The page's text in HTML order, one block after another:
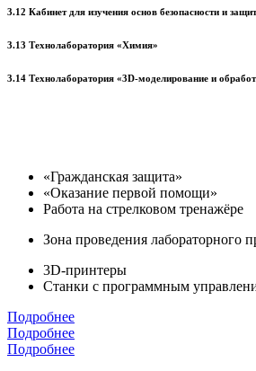
3.12 Кабинет для изучения основ безопасности и
3.13 Технолаборатория «Химия»
3.14 Технолаборатория «3D-моделирование и
«Гражданская защита»
«Оказание первой помощи»
Работа на стрелковом тренажёре
Зона проведения лабораторного
3D-принтеры
Станки с программным
Подробнее
Подробнее
Подробнее